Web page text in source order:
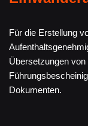
Für die Erstellung
Übersetzungen
Dokumenten.